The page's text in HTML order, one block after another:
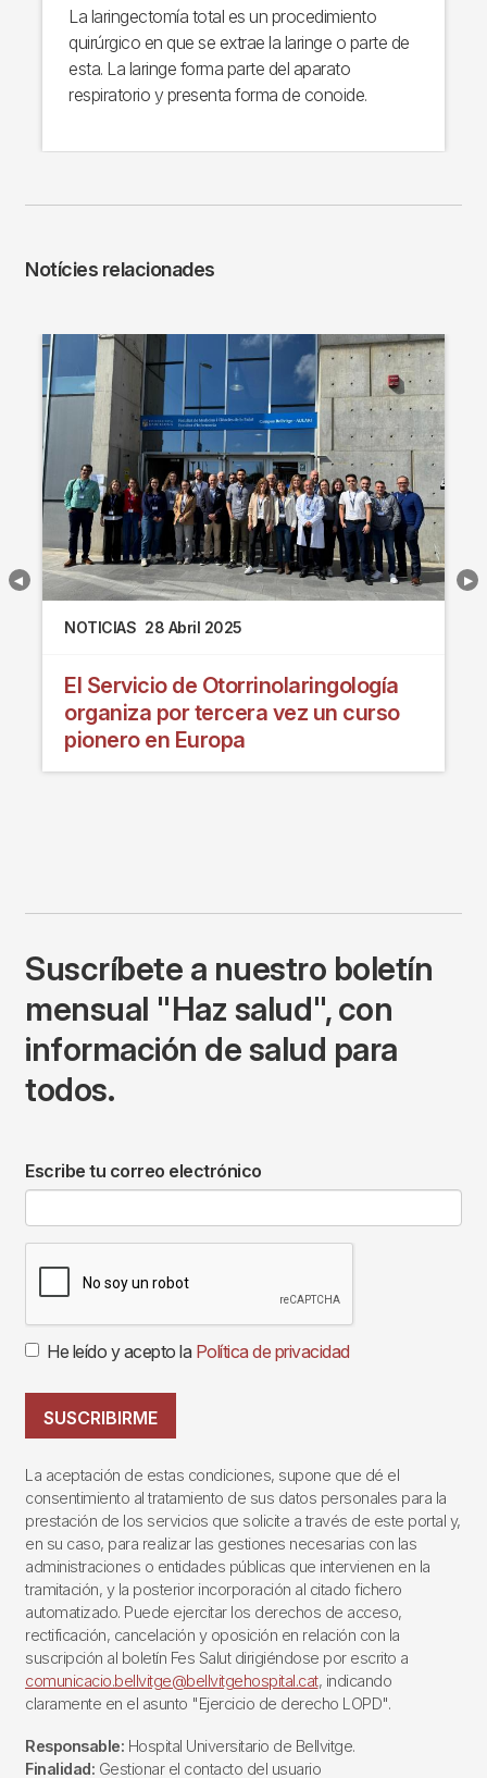
La laringectomía total es un procedimiento
quirúrgico en que se extrae la laringe o parte de
esta. La laringe forma parte del aparato
respiratorio y presenta forma de conoide.
Notícies relacionades
NOTICIAS 28 Abril 2025
El Servicio de Otorrinolaringología
organiza por tercera vez un curso
pionero en Europa
Suscríbete a nuestro boletín
mensual "Haz salud", con
información de salud para
todos.
Escribe tu correo electrónico
He leído y acepto la Política de privacidad
SUSCRIBIRME
La aceptación de estas condiciones, supone que dé el
consentimiento al tratamiento de sus datos personales para la
prestación de los servicios que solicite a través de este portal y,
en su caso, para realizar las gestiones necesarias con las
administraciones o entidades públicas que intervienen en la
tramitación, y la posterior incorporación al citado fichero
automatizado. Puede ejercitar los derechos de acceso,
rectificación, cancelación y oposición en relación con la
suscripción al boletín Fes Salut dirigiéndose por escrito a
comunicacio.bellvitge@bellvitgehospital.cat, indicando
claramente en el asunto "Ejercicio de derecho LOPD".
Responsable: Hospital Universitario de Bellvitge.
Finalidad: Gestionar el contacto del usuario